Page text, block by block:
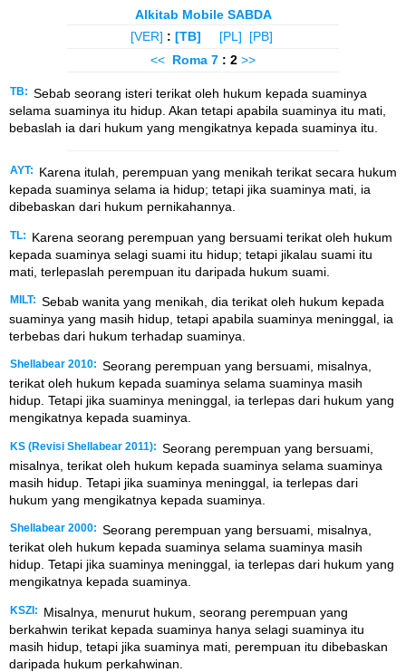
Alkitab Mobile SABDA
[VER] : [TB] [PL]
[PB]
<< Roma 7 : 2 >>
TB: Sebab seorang isteri terikat oleh hukum kepada suaminya
selama suaminya itu hidup. Akan tetapi apabila suaminya itu mati,
bebaslah ia dari hukum yang mengikatnya kepada suaminya itu.
AYT:
Karena itulah, perempuan yang menikah terikat secara hukum
kepada suaminya selama ia hidup; tetapi jika suaminya mati, ia
dibebaskan dari hukum pernikahannya.
TL:
Karena seorang perempuan yang bersuami terikat oleh hukum
kepada suaminya selagi suami itu hidup; tetapi jikalau suami itu
mati, terlepaslah perempuan itu daripada hukum suami.
MILT: Sebab wanita yang menikah, dia terikat oleh hukum kepada
suaminya yang masih hidup, tetapi apabila suaminya meninggal, ia
terbebas dari hukum terhadap suaminya.
Shellabear 2010: Seorang perempuan yang bersuami, misalnya,
terikat oleh hukum kepada suaminya selama suaminya masih
hidup. Tetapi jika suaminya meninggal, ia terlepas dari hukum yang
mengikatnya kepada suaminya.
KS (Revisi Shellabear 2011): Seorang perempuan yang bersuami,
misalnya, terikat oleh hukum kepada suaminya selama suaminya
masih hidup. Tetapi jika suaminya meninggal, ia terlepas dari
hukum yang mengikatnya kepada suaminya.
Shellabear 2000: Seorang perempuan yang bersuami, misalnya,
terikat oleh hukum kepada suaminya selama suaminya masih
hidup. Tetapi jika suaminya meninggal, ia terlepas dari hukum yang
mengikatnya kepada suaminya.
KSZI:
Misalnya, menurut hukum, seorang perempuan yang
berkahwin terikat kepada suaminya hanya selagi suaminya itu
masih hidup, tetapi jika suaminya mati, perempuan itu dibebaskan
daripada hukum perkahwinan.